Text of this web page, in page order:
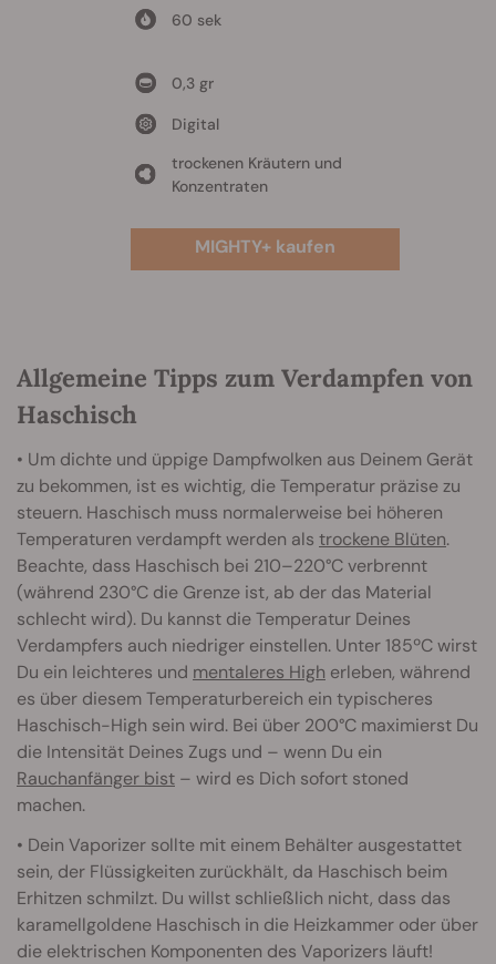
60 sek
0,3 gr
Digital
trockenen Kräutern und
Konzentraten
MIGHTY+ kaufen
Allgemeine Tipps zum Verdampfen von
Haschisch
• Um dichte und üppige Dampfwolken aus Deinem Gerät
zu bekommen, ist es wichtig, die Temperatur präzise zu
steuern. Haschisch muss normalerweise bei höheren
Temperaturen verdampft werden als trockene Blüten.
Beachte, dass Haschisch bei 210–220°C verbrennt
(während 230°C die Grenze ist, ab der das Material
schlecht wird). Du kannst die Temperatur Deines
Verdampfers auch niedriger einstellen. Unter 185ºC wirst
Du ein leichteres und mentaleres High erleben, während
es über diesem Temperaturbereich ein typischeres
Haschisch-High sein wird. Bei über 200°C maximierst Du
die Intensität Deines Zugs und – wenn Du ein
Rauchanfänger bist – wird es Dich sofort stoned
machen.
• Dein Vaporizer sollte mit einem Behälter ausgestattet
sein, der Flüssigkeiten zurückhält, da Haschisch beim
Erhitzen schmilzt. Du willst schließlich nicht, dass das
karamellgoldene Haschisch in die Heizkammer oder über
die elektrischen Komponenten des Vaporizers läuft!